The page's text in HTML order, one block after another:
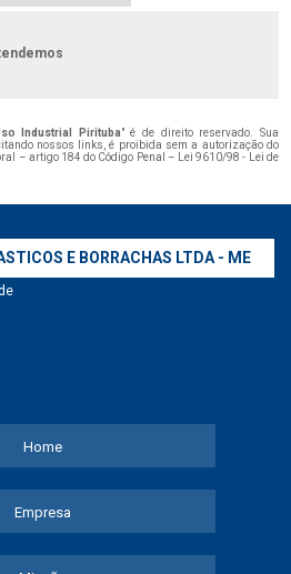
Industrial Pirituba" é de direito reservado. Sua
nossos links, é proibida sem a autorização do
– artigo 184 do Código Penal –
Lei 9610/98 - Lei de
E BORRACHAS LTDA - ME
Home
Empresa